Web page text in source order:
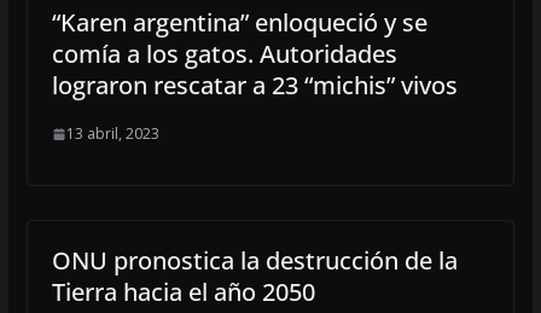
“Karen argentina” enloqueció y se
comía a los gatos. Autoridades
lograron rescatar a 23 “michis” vivos
13 abril, 2023
ONU pronostica la destrucción de la
Tierra hacia el año 2050